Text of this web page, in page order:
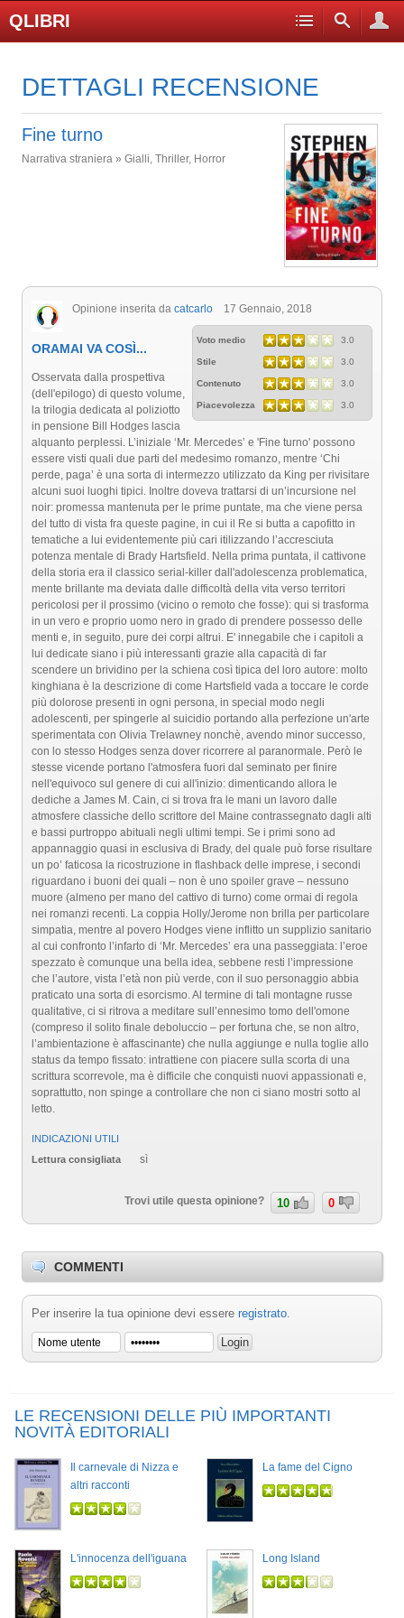
QLIBRI
DETTAGLI RECENSIONE
Fine turno
Narrativa straniera » Gialli, Thriller, Horror
Opinione inserita da catcarlo 17 Gennaio, 2018
Voto medio 3.0
Stile 3.0
Contenuto 3.0
Piacevolezza 3.0
ORAMAI VA COSÌ...
Osservata dalla prospettiva
(dell'epilogo) di questo volume,
la trilogia dedicata al poliziotto
in pensione Bill Hodges lascia
alquanto perplessi. L’iniziale ‘Mr. Mercedes’ e 'Fine turno' possono
essere visti quali due parti del medesimo romanzo, mentre ‘Chi
perde, paga’ è una sorta di intermezzo utilizzato da King per rivisitare
alcuni suoi luoghi tipici. Inoltre doveva trattarsi di un’incursione nel
noir: promessa mantenuta per le prime puntate, ma che viene persa
del tutto di vista fra queste pagine, in cui il Re si butta a capofitto in
tematiche a lui evidentemente più cari itilizzando l’accresciuta
potenza mentale di Brady Hartsfield. Nella prima puntata, il cattivone
della storia era il classico serial-killer dall'adolescenza problematica,
mente brillante ma deviata dalle difficoltà della vita verso territori
pericolosi per il prossimo (vicino o remoto che fosse): qui si trasforma
in un vero e proprio uomo nero in grado di prendere possesso delle
menti e, in seguito, pure dei corpi altrui. E' innegabile che i capitoli a
lui dedicate siano i più interessanti grazie alla capacità di far
scendere un brividino per la schiena così tipica del loro autore: molto
kinghiana è la descrizione di come Hartsfield vada a toccare le corde
più dolorose presenti in ogni persona, in special modo negli
adolescenti, per spingerle al suicidio portando alla perfezione un'arte
sperimentata con Olivia Trelawney nonchè, avendo minor successo,
con lo stesso Hodges senza dover ricorrere al paranormale. Però le
stesse vicende portano l'atmosfera fuori dal seminato per finire
nell'equivoco sul genere di cui all'inizio: dimenticando allora le
dediche a James M. Cain, ci si trova fra le mani un lavoro dalle
atmosfere classiche dello scrittore del Maine contrassegnato dagli alti
e bassi purtroppo abituali negli ultimi tempi. Se i primi sono ad
appannaggio quasi in esclusiva di Brady, del quale può forse risultare
un po’ faticosa la ricostruzione in flashback delle imprese, i secondi
riguardano i buoni dei quali – non è uno spoiler grave – nessuno
muore (almeno per mano del cattivo di turno) come ormai di regola
nei romanzi recenti. La coppia Holly/Jerome non brilla per particolare
simpatia, mentre al povero Hodges viene inflitto un supplizio sanitario
al cui confronto l’infarto di ‘Mr. Mercedes’ era una passeggiata: l’eroe
spezzato è comunque una bella idea, sebbene resti l’impressione
che l’autore, vista l’età non più verde, con il suo personaggio abbia
praticato una sorta di esorcismo. Al termine di tali montagne russe
qualitative, ci si ritrova a meditare sull’ennesimo tomo dell'omone
(compreso il solito finale deboluccio – per fortuna che, se non altro,
l’ambientazione è affascinante) che nulla aggiunge e nulla toglie allo
status da tempo fissato: intrattiene con piacere sulla scorta di una
scrittura scorrevole, ma è difficile che conquisti nuovi appassionati e,
soprattutto, non spinge a controllare che non ci siano mostri sotto al
letto.
INDICAZIONI UTILI
Lettura consigliata
sì
Trovi utile questa opinione? 10 0
COMMENTI
Per inserire la tua opinione devi essere registrato.
LE RECENSIONI DELLE PIÙ IMPORTANTI
NOVITÀ EDITORIALI
Il carnevale di Nizza e
altri racconti
La fame del Cigno
L'innocenza dell'iguana Long Island